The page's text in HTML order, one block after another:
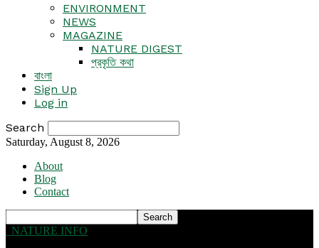
ENVIRONMENT
NEWS
MAGAZINE
NATURE DIGEST
প্রকৃতি কথা
বাংলা
Sign Up
Log in
Search
Saturday, August 8, 2026
About
Blog
Contact
NATURE INFO